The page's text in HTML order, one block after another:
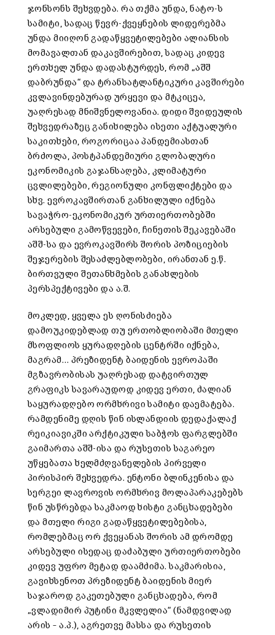
ჯონსონს შეხვდება. რა თქმა უნდა, ნატო-ს
სამიტი, სადაც წევრ-ქვეყნების ლიდერებმა
უნდა მიიღონ გადაწყვეტილებები ალიანსის
მომავალთან დაკავშირებით, სადაც კიდევ
ერთხელ უნდა დადასტურდეს, რომ „აშშ
დაბრუნდა“ და ტრანსატლანტიკური კავშირები
კვლავინდებურად ურყევი და მტკიცეა,
უაღრესად მნიშვნელოვანია. დიდი შვიდეულის
შეხვედრაზეც განიხილება ისეთი აქტუალური
საკითხები, როგორიცაა პანდემიასთან
ბრძოლა, პოსტპანდემიური გლობალური
ეკონომიკის გაჯანსაღება, კლიმატური
ცვლილებები, რეგიონული კონფლიქტები და
სხვ. ევროკავშირთან განხილული იქნება
სავაჭრო-ეკონომიკურ ურთიერთობებში
არსებული გამოწვევები, ჩინეთის შეკავებაში
აშშ-სა და ევროკავშირს შორის პოზიციების
შეჯერების შესაძლებლობები, ირანთან ე.წ.
ბირთვული შეთანხმების განახლების
პერსპექტივები და ა.შ.
მოკლედ, ყველა ეს ღონისძიება
დამოუკიდებლად თუ ერთობლიობაში მთელი
მსოფლიოს ყურადღების ცენტრში იქნება,
მაგრამ… პრეზიდენტ ბაიდენის ევროპაში
მგზავრობისას უაღრესად დატვირთულ
გრაფიკს სავარაუდოდ კიდევ ერთი, ძალიან
საყურადღებო ორმხრივი სამიტი დაემატება.
რამდენიმე დღის წინ ისლანდიის დედაქალაქ
რეიკიავიკში არქტიკული საბჭოს ფარგლებში
გაიმართა აშშ-ისა და რუსეთის საგარეო
უწყებათა ხელმძღვანელების პირველი
პირისპირ შეხვედრა. ენტონი ბლინკენისა და
სერგეი ლავროვის ორმხრივ მოლაპარაკებებს
წინ უსწრებდა საკმაოდ ხისტი განცხადებები
და მთელი რიგი გადაწყვეტილებებისა,
რომლებმაც ორ ქვეყანას შორის ამ დრომდე
არსებული ისედაც დაძაბული ურთიერთობები
კიდევ უფრო მეტად დაამძიმა. საკმარისია,
გავიხსენოთ პრეზიდენტ ბაიდენის მიერ
საჯაროდ გაკეთებული განცხადება, რომ
„ვლადიმირ პუტინი მკვლელია“ (ნამდვილად
არის – ა.პ.), აგრეთვე მასსა და რუსეთის